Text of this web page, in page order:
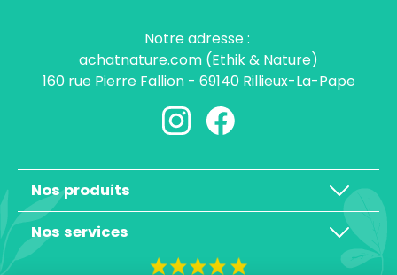
Notre adresse :
achatnature.com (Ethik & Nature)
160 rue Pierre Fallion - 69140 Rillieux-La-Pape
Nos produits
Nos services